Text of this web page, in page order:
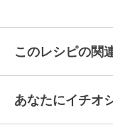
このレシピの関
あなたにイチオ